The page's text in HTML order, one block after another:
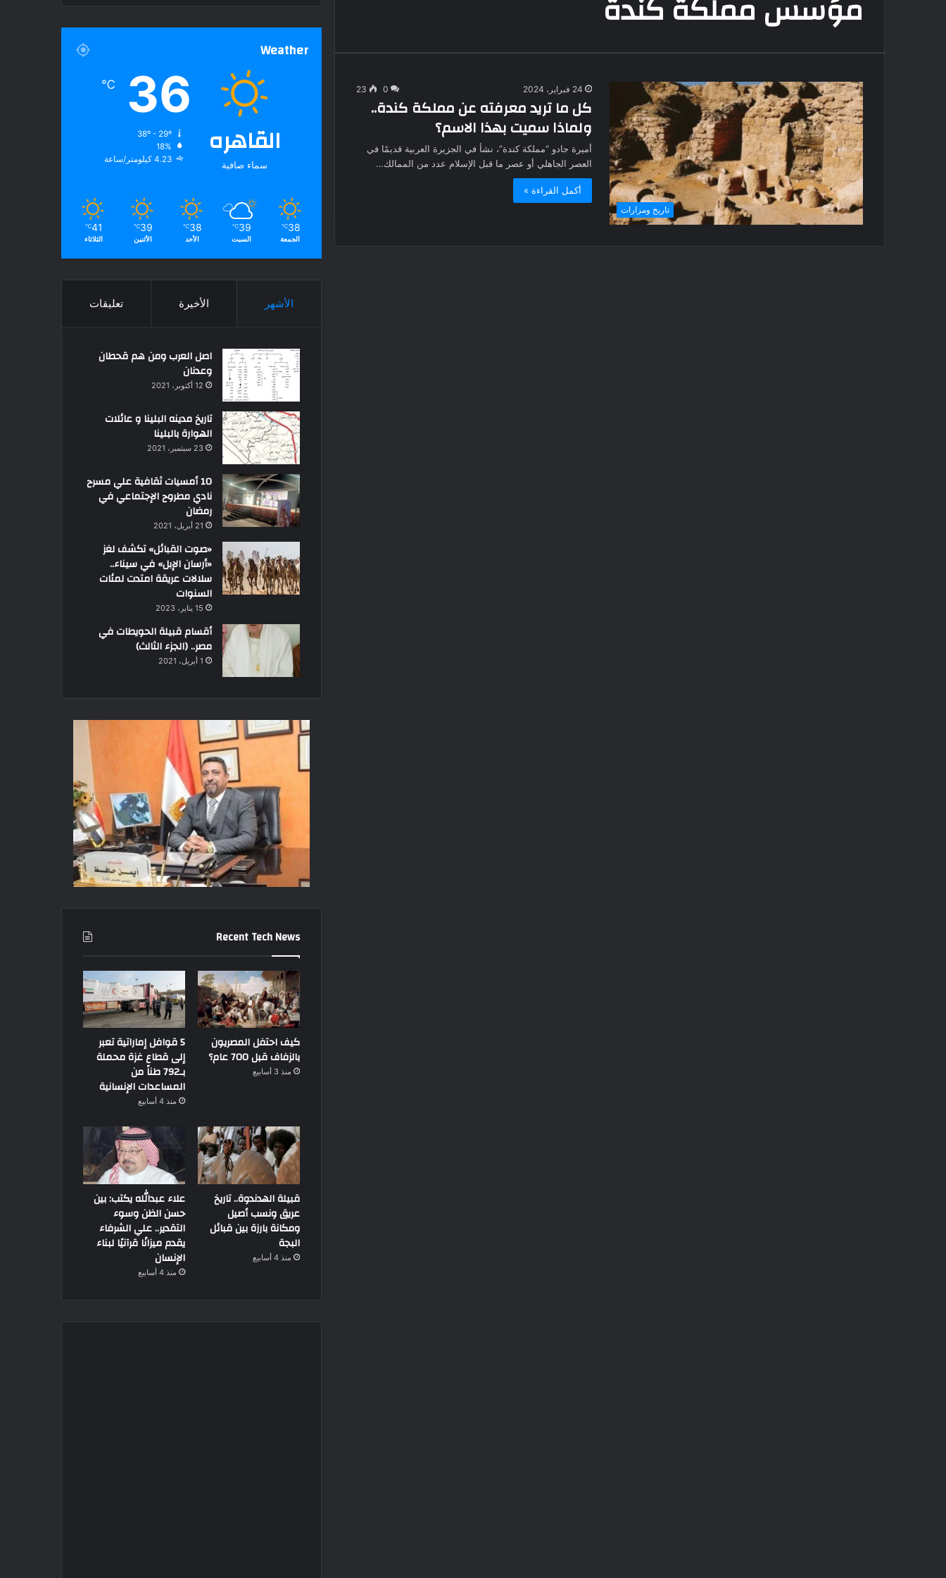
مؤسس مملكة كندة
تاريخ ومزارات
24 فبراير، 2024 0
23
كل ما تريد معرفته عن مملكة كندة..
ولماذا سميت بهذا الاسم؟
أميرة جادو “مملكة كندة”، نشأ في الجزيرة العربية قديمًا في
العصر الجاهلي أو عصر ما قبل الإسلام عدد من الممالك…
أكمل القراءة »
Weather
القاهره
سماء صافية
36
℃
18%
4.23 كيلومتر/ساعة
38
℃
الجمعة
39
℃
السبت
38
℃
الأحد
39
℃
الأثنين
41
℃
الثلاثاء
الأشهر الأخيرة تعليقات
اصل العرب ومن هم قحطان
وعدنان
12 أكتوبر، 2021
تاريخ مدينه البلينا و عائلات
الهوارة بالبلينا
23 سبتمبر، 2021
10 أمسيات ثقافية علي مسرح
نادي مطروح الإجتماعي في
رمضان
21 أبريل، 2021
«صوت القبائل» تكشف لغز
«أرسان الإبل» في سيناء..
سلالات عريقة امتدت لمئات
السنوات
15 يناير، 2023
أقسام قبيلة الحويطات في
مصر.. (الجزء الثالث)
1 أبريل، 2021
Recent Tech News
كيف احتفل المصريون
بالزفاف قبل 700 عام؟
منذ 3 أسابيع
5 قوافل إماراتية تعبر
إلى قطاع غزة محملة
بـ792 طناً من
المساعدات الإنسانية
منذ 4 أسابيع
قبيلة الهدندوة.. تاريخ
عريق ونسب أصيل
ومكانة بارزة بين قبائل
البجة
منذ 4 أسابيع
علاء عبدالله يكتب: بين
حسن الظن وسوء
التقدير.. علي الشرفاء
يقدم ميزانًا قرآنيًا لبناء
الإنسان
منذ 4 أسابيع